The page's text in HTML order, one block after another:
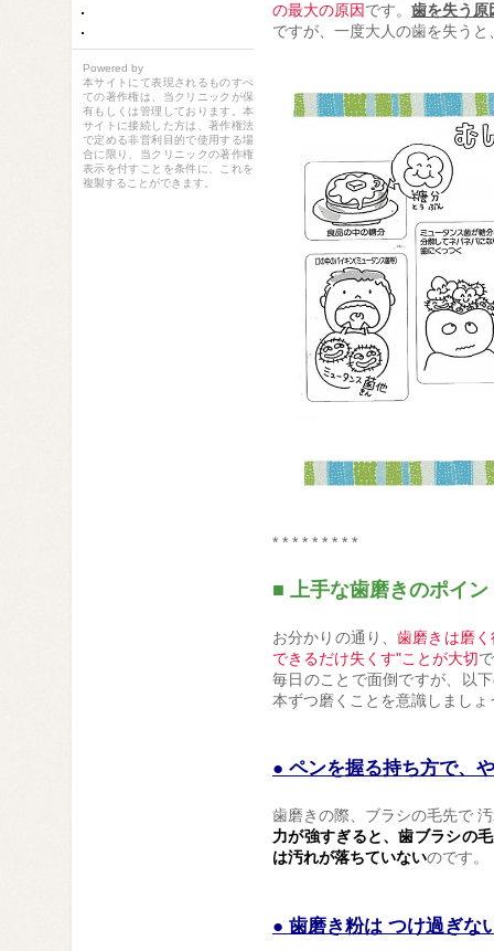
の最大の原因です。 歯を失う原
ですが、一度大人の歯を失う
* * * * * * * * *
■ 上手な歯磨きのポイン
お分かりの通り、歯磨きは磨
できるだけ失くす"ことが大切
毎日のことで面倒ですが、以
本ずつ磨くことを意識しましょ
● ペンを握る持ち方で、
歯磨きの際、ブラシの毛先で
力が強すぎると、歯ブラシの
は汚れが落ちていないのです。
● 歯磨き粉は つけ過ぎな
Powered by
本サイトにて表現されるものすべ
ての著作権は、当クリニックが保
有もしくは管理しております。本
サイトに接続した方は、著作権法
で定める非営利目的で使用する場
合に限り、当クリニックの著作権
表示を付すことを条件に、これを
複製することができます。